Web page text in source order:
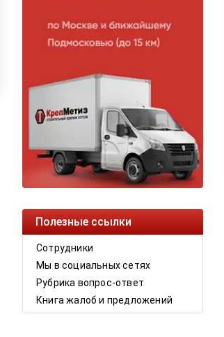
Полезные ссылки
Сотрудники
Мы в социальных сетях
Рубрика вопрос-ответ
Книга жалоб и предложений